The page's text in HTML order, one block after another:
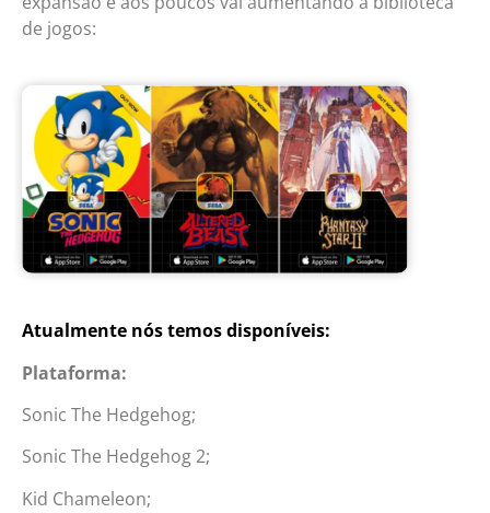
de jogos:
Atualmente nós temos disponíveis:
Plataforma:
Sonic The Hedgehog;
Sonic The Hedgehog 2;
Kid Chameleon;